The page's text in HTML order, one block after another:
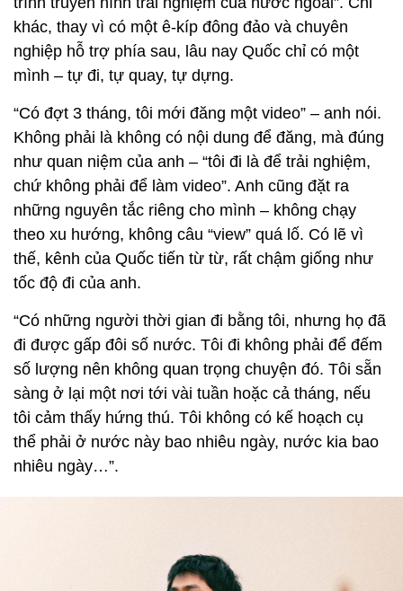
khác, thay vì có một ê-kíp đông đảo và chuyên
nghiệp hỗ trợ phía sau, lâu nay Quốc chỉ có một
mình – tự đi, tự quay, tự dựng.
“Có đợt 3 tháng, tôi mới đăng một video” – anh nói.
Không phải là không có nội dung để đăng, mà đúng
như quan niệm của anh – “tôi đi là để trải nghiệm,
chứ không phải để làm video”. Anh cũng đặt ra
những nguyên tắc riêng cho mình – không chạy
theo xu hướng, không câu “view” quá lố. Có lẽ vì
thế, kênh của Quốc tiến từ từ, rất chậm giống như
tốc độ đi của anh.
“Có những người thời gian đi bằng tôi, nhưng họ đã
đi được gấp đôi số nước. Tôi đi không phải để đếm
số lượng nên không quan trọng chuyện đó. Tôi sẵn
sàng ở lại một nơi tới vài tuần hoặc cả tháng, nếu
tôi cảm thấy hứng thú. Tôi không có kế hoạch cụ
thể phải ở nước này bao nhiêu ngày, nước kia bao
nhiêu ngày…”.